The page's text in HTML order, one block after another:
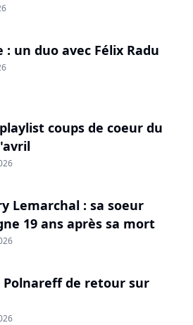
: un duo avec Félix Radu
coups de coeur du
Lemarchal : sa soeur
19 ans après sa mort
Polnareff de retour sur